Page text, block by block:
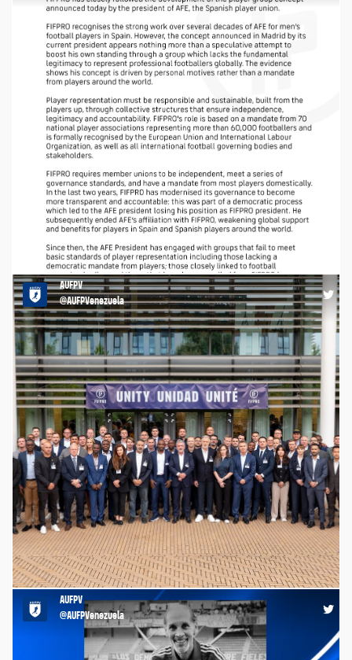
RT @FIFPRO: Statement: FIFPRO position on player group
announced in Madrid. https://t.co/rexdEzr9m6
12:52 23-04-26
AUFPV
@AUFPVenezuela
Sindicatos de todo el mundo se unen hoy para enviar un
mensaje claro: la voz global de los y las futbolistas es fuerte y
está unida. UNITY UNIDAD UNITÉ. https://t.co/9zyqB5O8G8
12:02 25-07-25
AUFPV
@AUFPVenezuela